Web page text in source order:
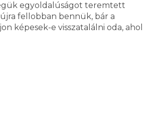
egyoldalúságot teremtett
fellobban bennük, bár a
képesek-e visszatalálni oda, ahol